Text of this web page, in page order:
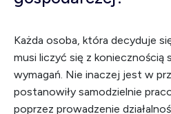
Każda osoba, która decyduje
musi liczyć się z koniecznością
wymagań. Nie inaczej jest w
postanowiły samodzielnie
poprzez prowadzenie